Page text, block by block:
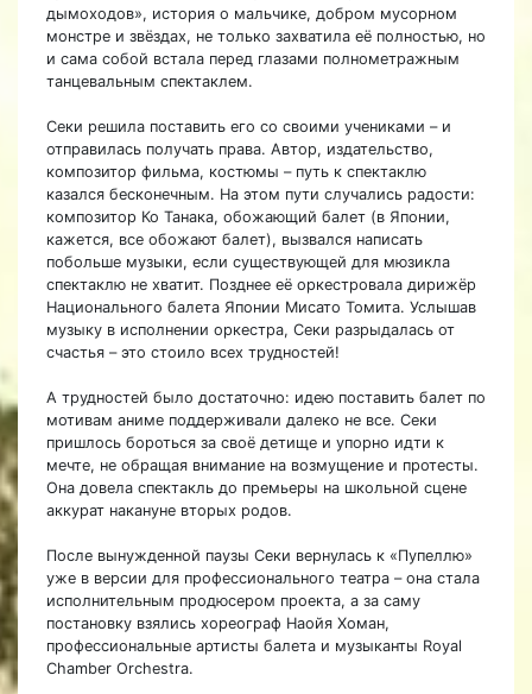
дымоходов», история о мальчике, добром мусорном
монстре и звёздах, не только захватила её полностью, но
и сама собой встала перед глазами полнометражным
танцевальным спектаклем.
Секи решила поставить его со своими учениками – и
отправилась получать права. Автор, издательство,
композитор фильма, костюмы – путь к спектаклю
казался бесконечным. На этом пути случались радости:
композитор Ко Танака, обожающий балет (в Японии,
кажется, все обожают балет), вызвался написать
побольше музыки, если существующей для мюзикла
спектаклю не хватит. Позднее её оркестровала дирижёр
Национального балета Японии Мисато Томита. Услышав
музыку в исполнении оркестра, Секи разрыдалась от
счастья – это стоило всех трудностей!
А трудностей было достаточно: идею поставить балет по
мотивам аниме поддерживали далеко не все. Секи
пришлось бороться за своё детище и упорно идти к
мечте, не обращая внимание на возмущение и протесты.
Она довела спектакль до премьеры на школьной сцене
аккурат накануне вторых родов.
После вынужденной паузы Секи вернулась к «Пупеллю»
уже в версии для профессионального театра – она стала
исполнительным продюсером проекта, а за саму
постановку взялись хореограф Наойя Хоман,
профессиональные артисты балета и музыканты Royal
Chamber Orchestra.